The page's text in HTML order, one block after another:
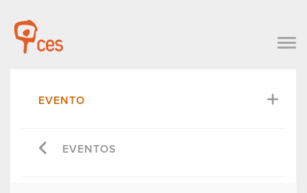
EVENTO
EVENTOS